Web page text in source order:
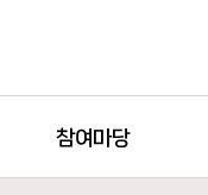
참여마당